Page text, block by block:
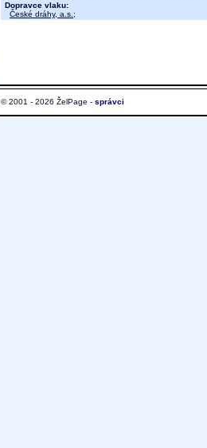
Dopravce vlaku:
České dráhy, a.s. ;
© 2001 - 2026 ŽelPage - správci